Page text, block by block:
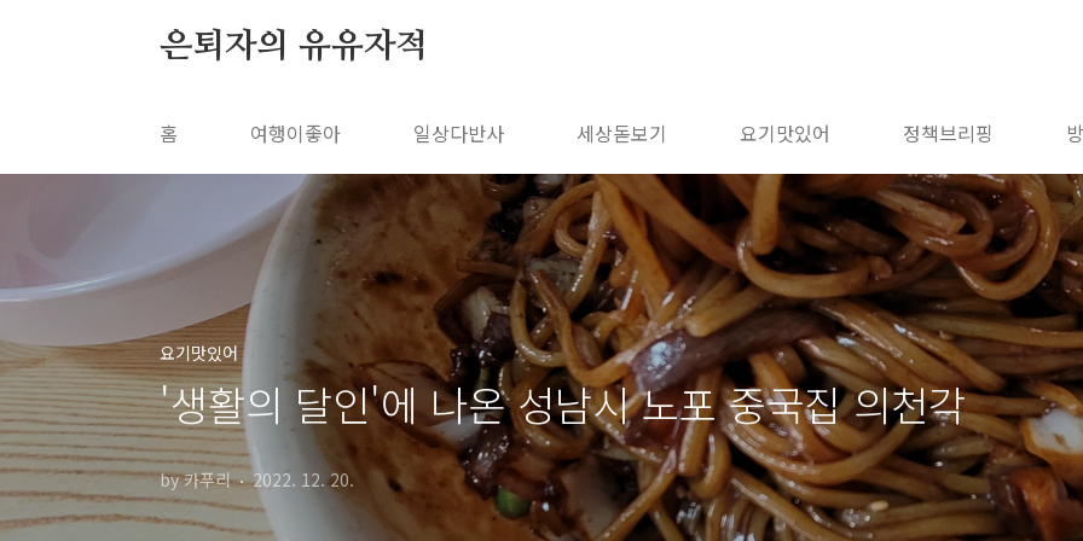
은퇴자의 유유자적
홈 여행이좋아 일상다반사 세상돋보기 요기맛있어 정책브리핑
요기맛있어
'생활의 달인'에 나온 성남시 노포 중국집 의천각
by 카푸리 2022. 12. 20.